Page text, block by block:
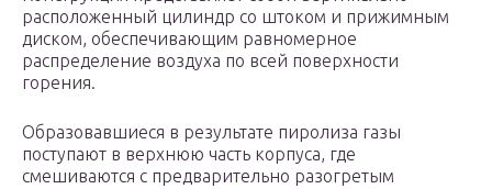
расположенный цилиндр со штоком и прижимным
диском, обеспечивающим равномерное
распределение воздуха по всей поверхности
горения.
Образовавшиеся в результате пиролиза газы
поступают в верхнюю часть корпуса, где
смешиваются с предварительно разогретым